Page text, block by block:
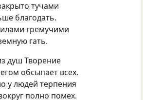
тучами
благодать.
гремучими
гать.
душ Творение
обсыпает всех.
у людей терпения
полно помех.